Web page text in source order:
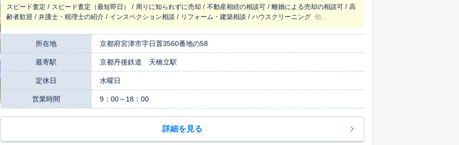
スピード査定 / スピード査定（最短即日） / 周りに知られずに売却 / 不動産相続の相談可 / 離婚による売却の相談可 / 高
齢者歓迎 / 弁護士・税理士の紹介 / インスペクション相談 / リフォーム・建築相談 / ハウスクリーニング 他...
所在地 京都府宮津市字日置3560番地の58
最寄駅 京都丹後鉄道 天橋立駅
定休日 水曜日
営業時間 9：00～18：00
詳細を見る